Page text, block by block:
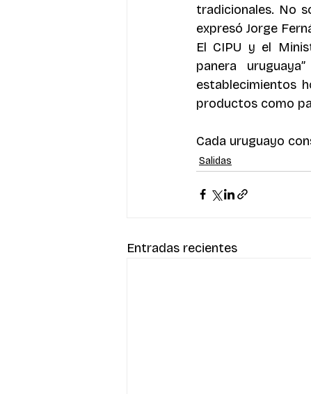
tradicionales. No
expresó Jorge
El CIPU y el
panera
establecimientos
productos como
Cada uruguayo
Salidas
Entradas recientes